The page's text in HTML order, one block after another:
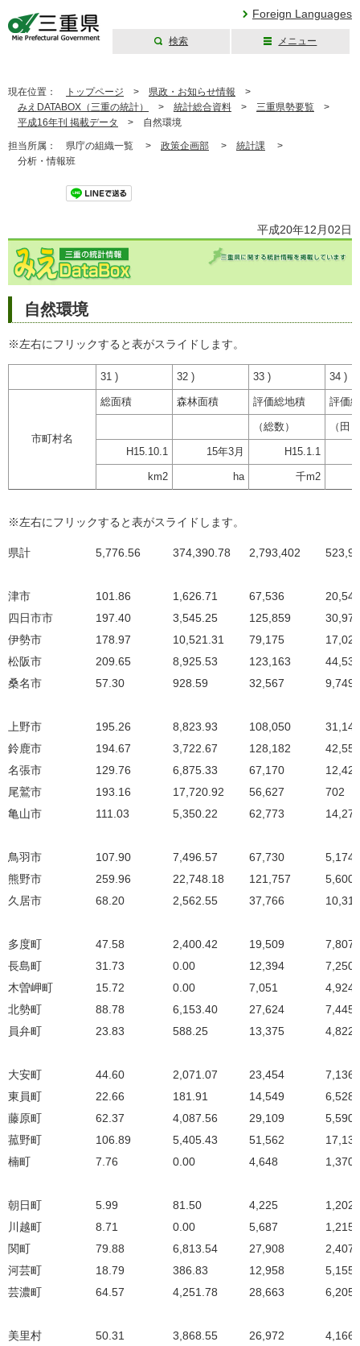
Foreign Languages
検索 メニュー
現在位置： トップページ > 県政・お知らせ情報 >
みえDATABOX（三重の統計）
> 統計総合資料 > 三重県勢要覧 >
平成16年刊 掲載データ
> 自然環境
担当所属： 県庁の組織一覧 > 政策企画部 > 統計課 >
分析・情報班
平成20年12月02日
自然環境
※左右にフリックすると表がスライドします。
31 ) 32 ) 33 ) 34 )
市町村名
総面積 森林面積 評価総地積 評価
（総数） （田）
H15.10.1 15年3月 H15.1.1
km2 ha 千m2
※左右にフリックすると表がスライドします。
県計 5,776.56 374,390.78 2,793,402
津市 101.86 1,626.71 67,536
20,542
四日市市
197.40 3,545.25 125,859
30,974
伊勢市
178.97 10,521.31 79,175
17,024
松阪市
209.65 8,925.53 123,163
44,536
桑名市
57.30 928.59 32,567 9,749
上野市 195.26 8,823.93 108,050
31,145
鈴鹿市
194.67 3,722.67 128,182
42,553
名張市
129.76 6,875.33 67,170
12,424
尾鷲市
193.16 17,720.92 56,627
702
亀山市
111.03 5,350.22 62,773 14,277
鳥羽市 107.90 7,496.57 67,730
5,174
熊野市
259.96 22,748.18 121,757
5,600
久居市
68.20 2,562.55 37,766 10,318
多度町 47.58 2,400.42 19,509
7,807
長島町
31.73 0.00 12,394
7,250
木曽岬町
15.72 0.00 7,051
4,924
北勢町
88.78 6,153.40 27,624
7,445
員弁町
23.83 588.25 13,375 4,822
大安町 44.60 2,071.07 23,454
7,136
東員町
22.66 181.91 14,549
6,528
藤原町
62.37 4,087.56 29,109
5,590
菰野町
106.89 5,405.43 51,562
17,134
楠町
7.76 0.00 4,648 1,370
朝日町 5.99 81.50 4,225
1,202
川越町
8.71 0.00 5,687
1,215
関町
79.88 6,813.54 27,908
2,407
河芸町
18.79 386.83 12,958
5,155
芸濃町
64.57 4,251.78 28,663 6,205
美里村 50.31 3,868.55 26,972
4,166